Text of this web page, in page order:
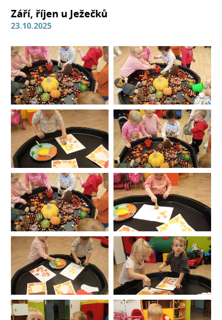
Září, říjen u Ježečků
23.10.2025